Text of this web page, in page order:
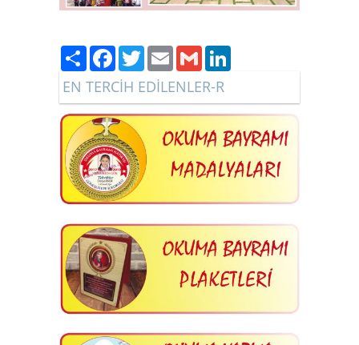
PaylaşFacebook
TwitterEmailGmail
EN TERCİH EDİLENLER-R